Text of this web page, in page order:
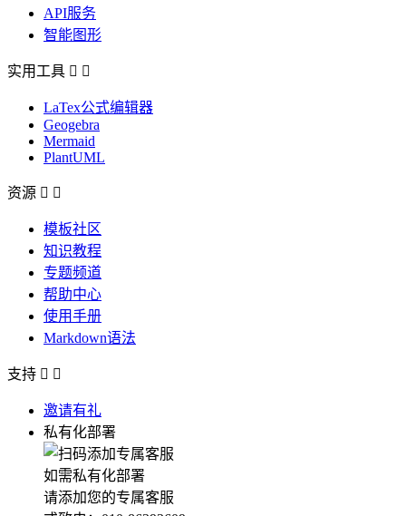
API服务
智能图形
实用工具  
LaTex公式编辑器
Geogebra
Mermaid
PlantUML
资源  
模板社区
知识教程
专题频道
帮助中心
使用手册
Markdown语法
支持  
邀请有礼
私有化部署
如需私有化部署
请添加您的专属客服